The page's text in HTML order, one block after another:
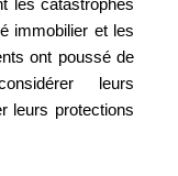
immobilier et les
ont poussé de
leurs
leurs protections